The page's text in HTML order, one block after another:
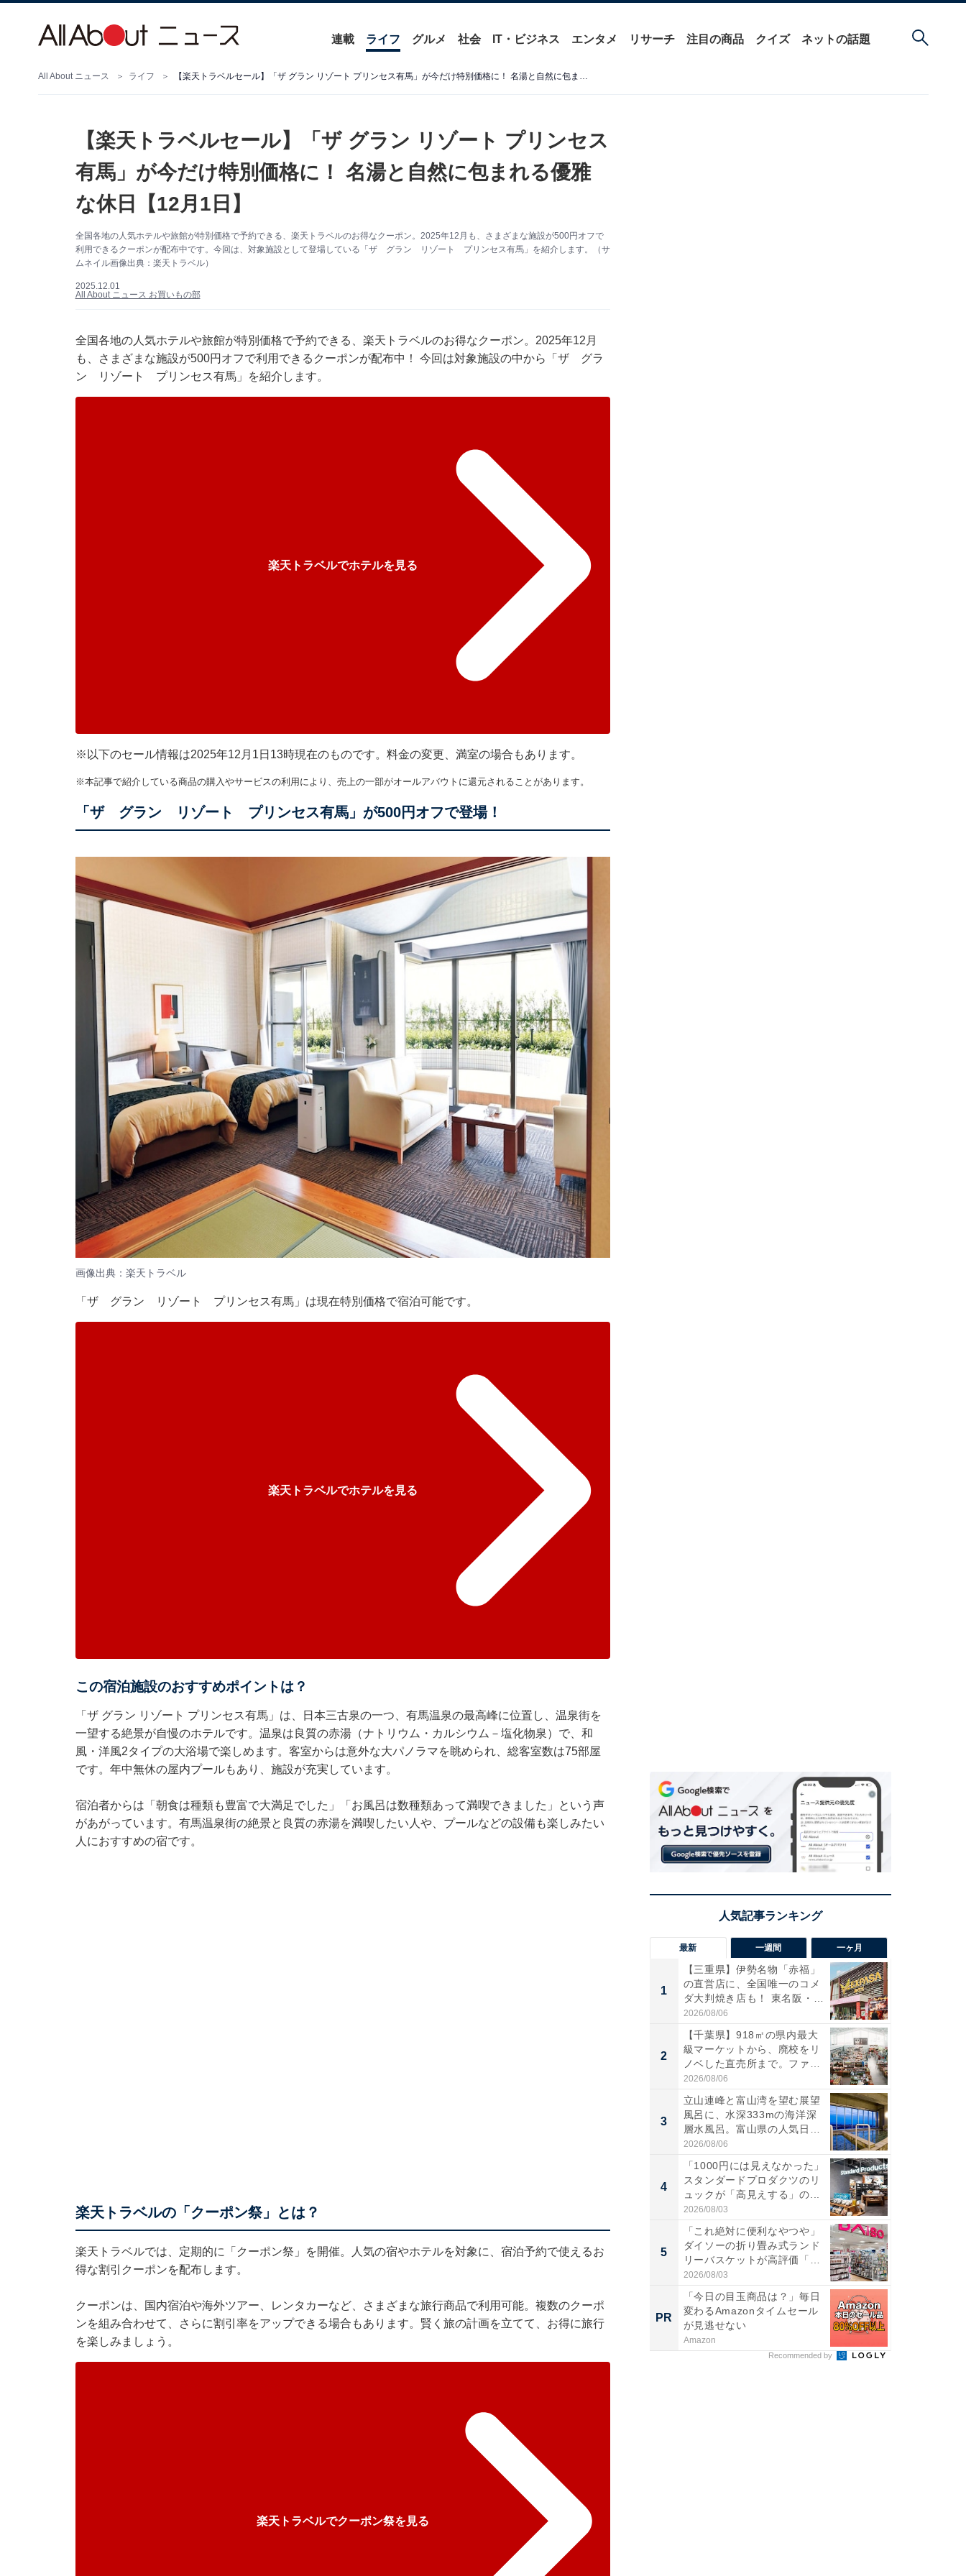
連載 ライフ グルメ 社会 IT・ビジネス エンタメ リサーチ 注目の商品 クイズ ネットの話題
All About ニュース ライフ 【楽天トラベルセール】「ザ グラン リゾート プリンセス有馬」が今だけ特別価格に！ 名湯と自然に包まれる優雅な休日【12月1日】
【楽天トラベルセール】「ザ グラン リゾート プリンセス
有馬」が今だけ特別価格に！ 名湯と自然に包まれる優雅
な休日【12月1日】
全国各地の人気ホテルや旅館が特別価格で予約できる、楽天トラベルのお得なクーポン。2025年12月も、さまざまな施設が500円オフで
利用できるクーポンが配布中です。今回は、対象施設として登場している「ザ グラン リゾート プリンセス有馬」を紹介します。（サ
ムネイル画像出典：楽天トラベル）
2025.12.01
All About ニュース お買いもの部
全国各地の人気ホテルや旅館が特別価格で予約できる、楽天トラベルのお得なクーポン。2025年12月
も、さまざまな施設が500円オフで利用できるクーポンが配布中！ 今回は対象施設の中から「ザ グラ
ン リゾート プリンセス有馬」を紹介します。
楽天トラベルでホテルを見る
※以下のセール情報は2025年12月1日13時現在のものです。料金の変更、満室の場合もあります。
※本記事で紹介している商品の購入やサービスの利用により、売上の一部がオールアバウトに還元されることがあります。
「ザ グラン リゾート プリンセス有馬」が500円オフで登場！
画像出典：楽天トラベル
「ザ グラン リゾート プリンセス有馬」は現在特別価格で宿泊可能です。
楽天トラベルでホテルを見る
この宿泊施設のおすすめポイントは？
「ザ グラン リゾート プリンセス有馬」は、日本三古泉の一つ、有馬温泉の最高峰に位置し、温泉街を
一望する絶景が自慢のホテルです。温泉は良質の赤湯（ナトリウム・カルシウム－塩化物泉）で、和
風・洋風2タイプの大浴場で楽しめます。客室からは意外な大パノラマを眺められ、総客室数は75部屋
です。年中無休の屋内プールもあり、施設が充実しています。
宿泊者からは「朝食は種類も豊富で大満足でした」「お風呂は数種類あって満喫できました」という声
があがっています。有馬温泉街の絶景と良質の赤湯を満喫したい人や、プールなどの設備も楽しみたい
人におすすめの宿です。
楽天トラベルの「クーポン祭」とは？
楽天トラベルでは、定期的に「クーポン祭」を開催。人気の宿やホテルを対象に、宿泊予約で使えるお
得な割引クーポンを配布します。
クーポンは、国内宿泊や海外ツアー、レンタカーなど、さまざまな旅行商品で利用可能。複数のクーポ
ンを組み合わせて、さらに割引率をアップできる場合もあります。賢く旅の計画を立てて、お得に旅行
を楽しみましょう。
楽天トラベルでクーポン祭を見る
最新 一週間 一ヶ月
1
【三重県】伊勢名物「赤福」
の直営店に、全国唯一のコメ
ダ大判焼き店も！ 東名阪・
伊...
2026/08/06
2
【千葉県】918㎡の県内最大
級マーケットから、廃校をリ
ノベした直売所まで。ファ
ー...
2026/08/06
3
立山連峰と富山湾を望む展望
風呂に、水深333mの海洋深
層水風呂。富山県の人気日
帰...
2026/08/06
4
「1000円には見えなかった」
スタンダードプロダクツのリ
ュックが「高見えする」の...
2026/08/03
5
「これ絶対に便利なやつや」
ダイソーの折り畳み式ランド
リーバスケットが高評価「使
わ...
2026/08/03
PR
「今日の目玉商品は？」毎日
変わるAmazonタイムセール
が見逃せない
Amazon
Recommended by